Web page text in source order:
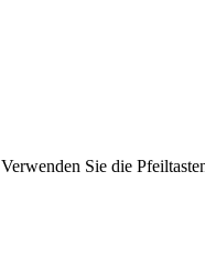
Sie die